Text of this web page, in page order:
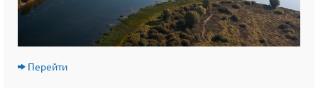
Перейти